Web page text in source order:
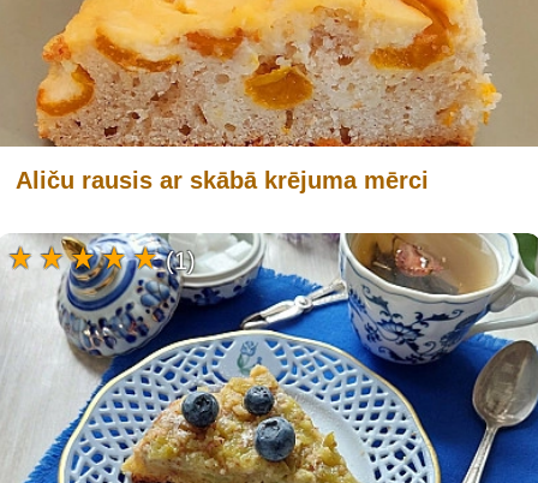
Aliču rausis ar skābā krējuma mērci
(1)